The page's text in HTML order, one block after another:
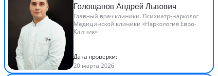
Голощапов Андрей Львович
Главный врач клиники. Психиатр-нарколог
Медицинской клиники «Наркология Евро-
Клиник»
Дата проверки:
20 марта 2026